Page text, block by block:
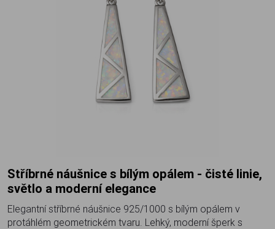
Stříbrné náušnice s bílým opálem - čisté linie,
světlo a moderní elegance
Elegantní stříbrné náušnice 925/1000 s bílým opálem v
protáhlém geometrickém tvaru. Lehký, moderní šperk s